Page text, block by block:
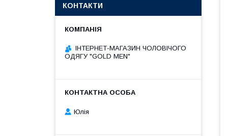
КОНТАКТИ
ІНТЕРНЕТ-МАГАЗИН ЧОЛОВІЧОГО
ОДЯГУ "GOLD MEN"
Юлія